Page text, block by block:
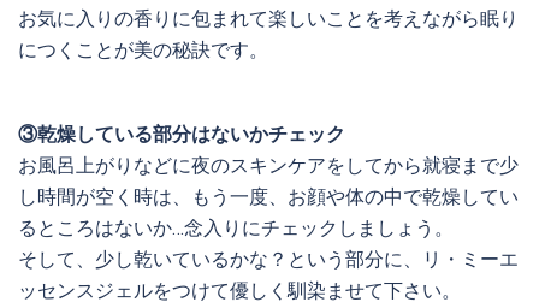
お気に入りの香りに包まれて楽しいことを考えながら眠り
につくことが美の秘訣です。
③乾燥している部分はないかチェック
お風呂上がりなどに夜のスキンケアをしてから就寝まで少
し時間が空く時は、もう一度、お顔や体の中で乾燥してい
るところはないか…念入りにチェックしましょう。
そして、少し乾いているかな？という部分に、リ・ミーエ
ッセンスジェルをつけて優しく馴染ませて下さい。